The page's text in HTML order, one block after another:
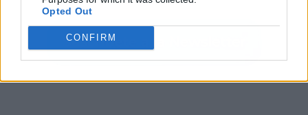
Opted Out
CONFIRM